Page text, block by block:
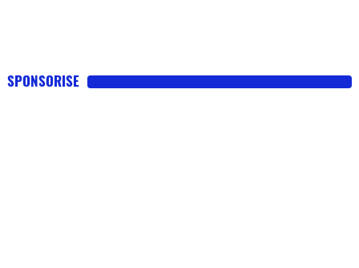
SPONSORISE